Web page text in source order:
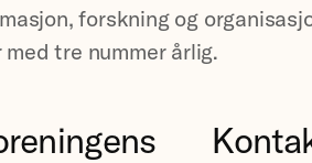
forskning og
tre nummer årlig.